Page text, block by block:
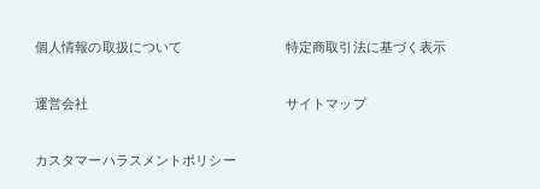
個人情報の取扱について 特定商取引法に基づく表示
運営会社 サイトマップ
カスタマーハラスメントポリシー